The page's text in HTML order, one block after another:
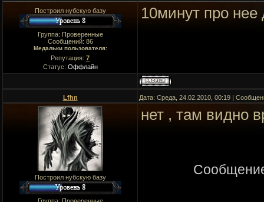
Построил нубскую базу
Группа: Проверенные
Сообщений: 86
Медальки пользователя:
Репутация: 7
Статус: Оффлайн
10минут про
Lfhn Дата: Среда, 24.02.2010, 00:19 |
Построил нубскую базу
нет , там видно